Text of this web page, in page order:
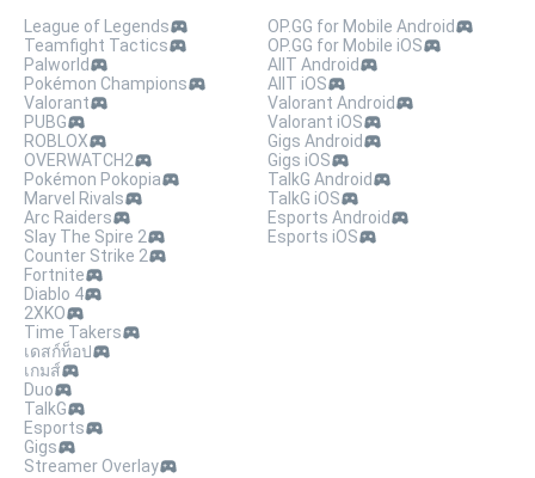
League of Legends
Teamfight Tactics
Palworld
Pokémon Champions
Valorant
PUBG
ROBLOX
OVERWATCH2
Pokémon Pokopia
Marvel Rivals
Arc Raiders
Slay The Spire 2
Counter Strike 2
Fortnite
Diablo 4
2XKO
Time Takers
เดสก์ท็อป
เกมส์
Duo
TalkG
Esports
Gigs
Streamer Overlay
OP.GG for Mobile Android
OP.GG for Mobile iOS
AllT Android
AllT iOS
Valorant Android
Valorant iOS
Gigs Android
Gigs iOS
TalkG Android
TalkG iOS
Esports Android
Esports iOS